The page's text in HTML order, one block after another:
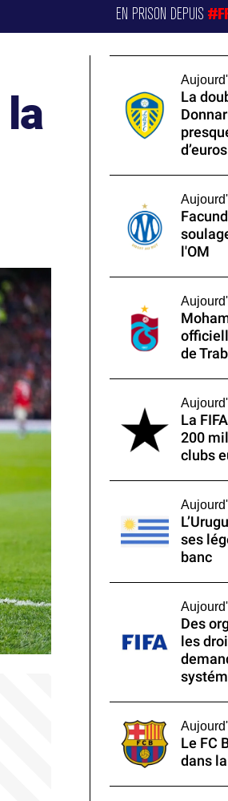
EN PRISON DEPUIS
La
d’euros
l'OM
de
La
200
clubs
ses
banc
Des
les
Le FC
dans